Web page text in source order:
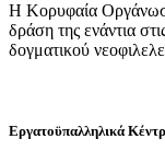
Η Κορυφαία
δράση της ενάντια
δογματικού
Εργατοϋπαλληλικά